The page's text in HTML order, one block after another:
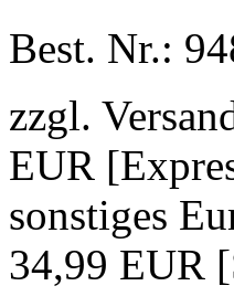
Best. Nr.:
zzgl.
EUR
sonstiges
34,99 EUR